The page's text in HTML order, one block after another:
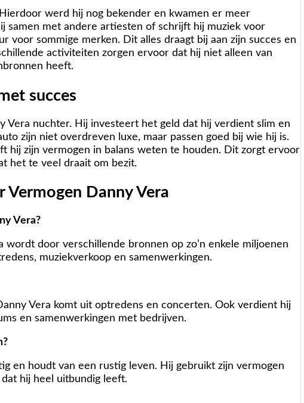
werd hij nog bekender en kwamen er meer
samen met andere artiesten of schrijft hij muziek voor
voor sommige merken. Dit alles draagt bij aan zijn succes en
activiteiten zorgen ervoor dat hij niet alleen van
heeft.
succes
Vera nuchter. Hij investeert het geld dat hij verdient slim en
zijn niet overdreven luxe, maar passen goed bij wie hij is.
hij zijn vermogen in balans weten te houden. Dit zorgt ervoor
het te veel draait om bezit.
Vermogen Danny Vera
Vera?
wordt door verschillende bronnen op zo’n enkele miljoenen
muziekverkoop en samenwerkingen.
Vera komt uit optredens en concerten. Ook verdient hij
en samenwerkingen met bedrijven.
en houdt van een rustig leven. Hij gebruikt zijn vermogen
hij heel uitbundig leeft.